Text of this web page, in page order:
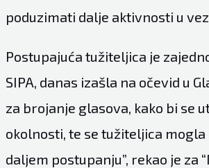
poduzimati dalje aktivnosti u
Postupajuća tužiteljica je
SIPA, danas izašla na očevid u
za brojanje glasova, kako bi se
okolnosti, te se tužiteljica mogla
daljem postupanju”, rekao je za